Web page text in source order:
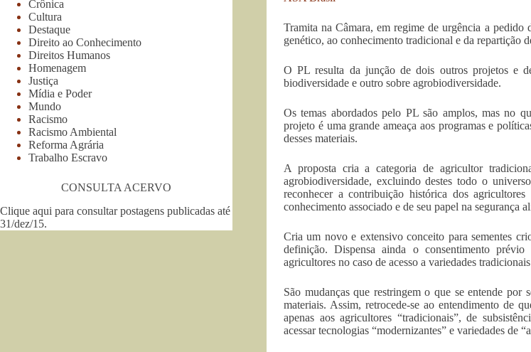
Tramita na Câmara, em regime de urgência a
genético, ao conhecimento tradicional e da repartição
O PL resulta da junção de dois outros projetos e
biodiversidade e outro sobre agrobiodiversidade.
Os temas abordados pelo PL são amplos, mas no
projeto é uma grande ameaça aos programas e
desses materiais.
A proposta cria a categoria de agricultor
agrobiodiversidade, excluindo destes todo o
reconhecer a contribuição histórica dos
conhecimento associado e de seu papel na segurança
Cria um novo e extensivo conceito para sementes
definição. Dispensa ainda o consentimento
agricultores no caso de acesso a variedades
São mudanças que restringem o que se entende
materiais. Assim, retrocede-se ao entendimento de
apenas aos agricultores “tradicionais”, de
acessar tecnologias “modernizantes” e variedades de
Crônica
Cultura
Destaque
Direito ao Conhecimento
Direitos Humanos
Homenagem
Justiça
Mídia e Poder
Mundo
Racismo
Racismo Ambiental
Reforma Agrária
Trabalho Escravo
CONSULTA ACERVO
Clique aqui para consultar postagens publicadas até
31/dez/15.